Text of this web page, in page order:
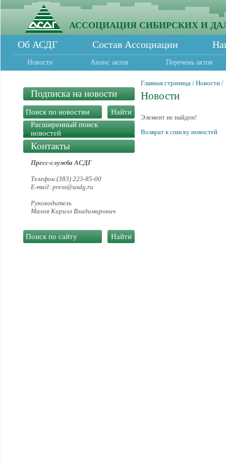
АССОЦИАЦИЯ СИБИРСКИХ И
Об АСДГ Состав Ассоциации
Новости Анонс актов Перечень актов
Подписка на новости
Расширенный поиск
новостей
Контакты
Пресс-служба АСДГ
Телефон:(383) 223-85-00
E-mail: press@asdg.ru
Руководитель
Малов Кирилл Владимирович
Главная страница / Новости /
Новости
Элемент не найден!
Возврат к списку новостей